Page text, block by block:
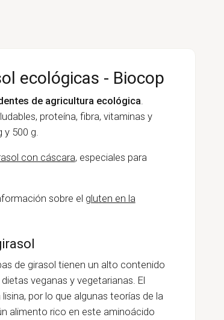
ecológicas - Biocop
de agricultura ecológica
proteína, fibra, vitaminas y
500 g.
con cáscara, especiales para
sobre el gluten en la
de girasol tienen un alto contenido
veganas y vegetarianas. El
por lo que algunas teorías de la
alimento rico en este aminoácido